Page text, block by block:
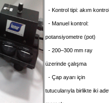
- Kontrol tipi: akım
- Manuel kontrol:
potansiyometre (pot)
- 200–300 mm ray
üzerinde çalışma
- Çap ayarı için
tutucularıyla birlikte iki